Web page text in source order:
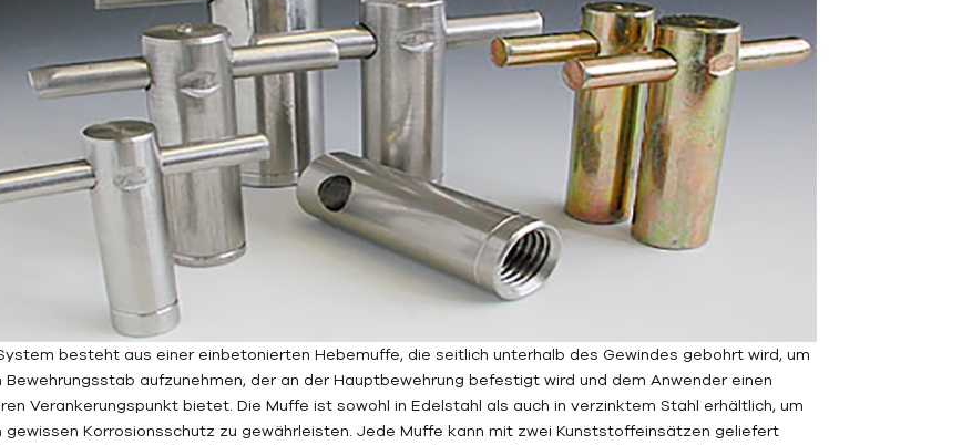
besteht aus einer einbetonierten Hebemuffe, die seitlich unterhalb des Gewindes gebohrt wird, um
Bewehrungsstab aufzunehmen, der an der Hauptbewehrung befestigt wird und dem Anwender einen
Verankerungspunkt bietet. Die Muffe ist sowohl in Edelstahl als auch in verzinktem Stahl erhältlich, um
gewissen Korrosionsschutz zu gewährleisten. Jede Muffe kann mit zwei Kunststoffeinsätzen geliefert